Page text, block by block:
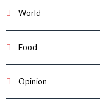
World
Food
Opinion